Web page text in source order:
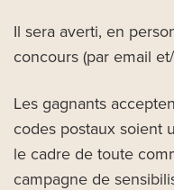
Il sera averti, en
concours (par email
Les gagnants
codes postaux soient
le cadre de toute
campagne de